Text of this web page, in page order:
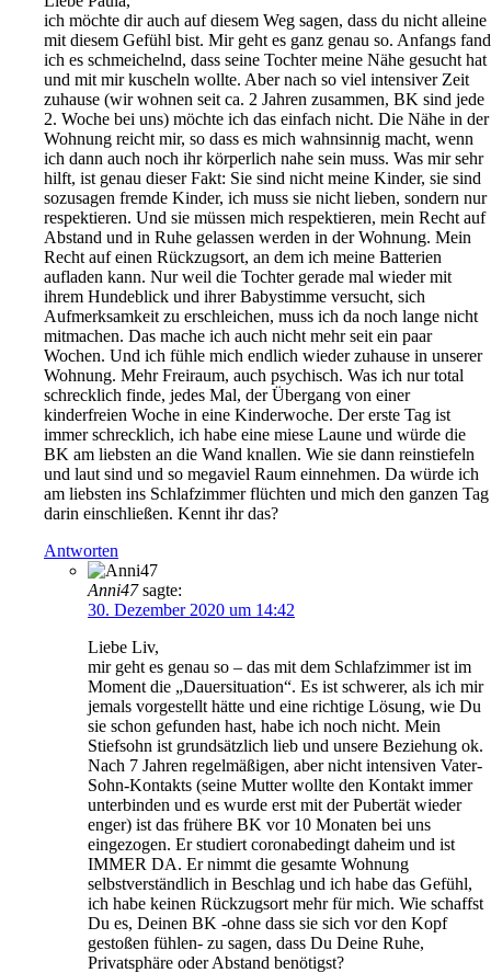
ich möchte dir auch auf diesem Weg sagen, dass du nicht alleine
mit diesem Gefühl bist. Mir geht es ganz genau so. Anfangs fand
ich es schmeichelnd, dass seine Tochter meine Nähe gesucht hat
und mit mir kuscheln wollte. Aber nach so viel intensiver Zeit
zuhause (wir wohnen seit ca. 2 Jahren zusammen, BK sind jede
2. Woche bei uns) möchte ich das einfach nicht. Die Nähe in der
Wohnung reicht mir, so dass es mich wahnsinnig macht, wenn
ich dann auch noch ihr körperlich nahe sein muss. Was mir sehr
hilft, ist genau dieser Fakt: Sie sind nicht meine Kinder, sie sind
sozusagen fremde Kinder, ich muss sie nicht lieben, sondern nur
respektieren. Und sie müssen mich respektieren, mein Recht auf
Abstand und in Ruhe gelassen werden in der Wohnung. Mein
Recht auf einen Rückzugsort, an dem ich meine Batterien
aufladen kann. Nur weil die Tochter gerade mal wieder mit
ihrem Hundeblick und ihrer Babystimme versucht, sich
Aufmerksamkeit zu erschleichen, muss ich da noch lange nicht
mitmachen. Das mache ich auch nicht mehr seit ein paar
Wochen. Und ich fühle mich endlich wieder zuhause in unserer
Wohnung. Mehr Freiraum, auch psychisch. Was ich nur total
schrecklich finde, jedes Mal, der Übergang von einer
kinderfreien Woche in eine Kinderwoche. Der erste Tag ist
immer schrecklich, ich habe eine miese Laune und würde die
BK am liebsten an die Wand knallen. Wie sie dann reinstiefeln
und laut sind und so megaviel Raum einnehmen. Da würde ich
am liebsten ins Schlafzimmer flüchten und mich den ganzen Tag
darin einschließen. Kennt ihr das?
Antworten
Anni47 sagte:
30. Dezember 2020 um 14:42
Liebe Liv,
mir geht es genau so – das mit dem Schlafzimmer ist im
Moment die „Dauersituation“. Es ist schwerer, als ich mir
jemals vorgestellt hätte und eine richtige Lösung, wie Du
sie schon gefunden hast, habe ich noch nicht. Mein
Stiefsohn ist grundsätzlich lieb und unsere Beziehung ok.
Nach 7 Jahren regelmäßigen, aber nicht intensiven Vater-
Sohn-Kontakts (seine Mutter wollte den Kontakt immer
unterbinden und es wurde erst mit der Pubertät wieder
enger) ist das frühere BK vor 10 Monaten bei uns
eingezogen. Er studiert coronabedingt daheim und ist
IMMER DA. Er nimmt die gesamte Wohnung
selbstverständlich in Beschlag und ich habe das Gefühl,
ich habe keinen Rückzugsort mehr für mich. Wie schaffst
Du es, Deinen BK -ohne dass sie sich vor den Kopf
gestoßen fühlen- zu sagen, dass Du Deine Ruhe,
Privatsphäre oder Abstand benötigst?